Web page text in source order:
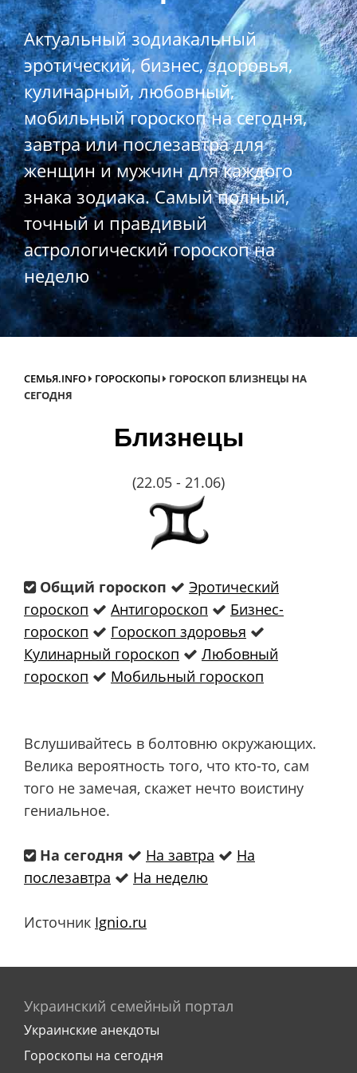
Актуальный зодиакальный
эротический, бизнес, здоровья,
кулинарный, любовный,
мобильный гороскоп на сегодня,
завтра или послезавтра для
женщин и мужчин для каждого
знака зодиака. Самый полный,
точный и правдивый
астрологический гороскоп на
неделю
СЕМЬЯ.INFO ГОРОСКОПЫ
ГОРОСКОП БЛИЗНЕЦЫ НА
СЕГОДНЯ
Близнецы
(22.05 - 21.06)
Общий гороскоп
Эротический
гороскоп
Антигороскоп
Бизнес-
гороскоп
Гороскоп здоровья
Кулинарный гороскоп
Любовный
гороскоп
Мобильный гороскоп
Вслушивайтесь в болтовню окружающих.
Велика вероятность того, что кто-то, сам
того не замечая, скажет нечто воистину
гениальное.
На сегодня На завтра
На
послезавтра
На неделю
Источник Ignio.ru
Украинский семейный портал
Украинские анекдоты
Гороскопы на сегодня